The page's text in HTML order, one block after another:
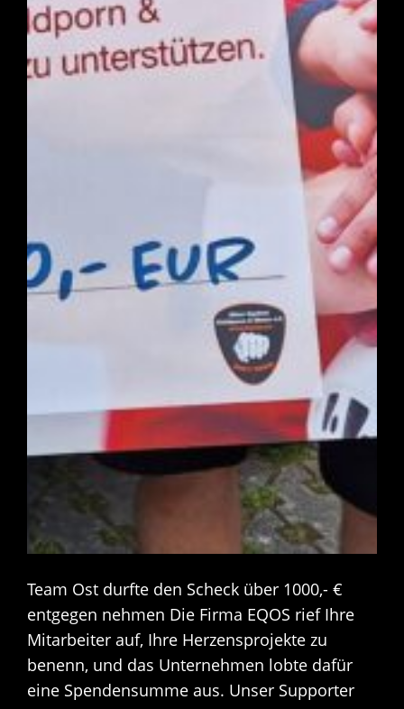
Team Ost durfte den Scheck über 1000,- €
entgegen nehmen Die Firma EQOS rief Ihre
Mitarbeiter auf, Ihre Herzensprojekte zu
benenn, und das Unternehmen lobte dafür
eine Spendensumme aus. Unser Supporter